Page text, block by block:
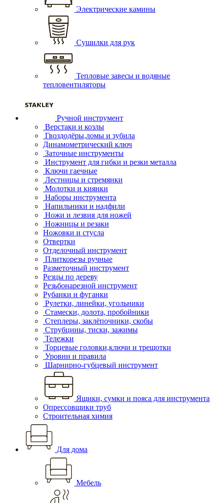
Электрические камины
Сушилки для рук
Тепловые завесы и водяные
тепловентиляторы
Ручной инструмент
Верстаки и козлы
Гвоздодёры,ломы и зубила
Динамометрический ключ
Заточные инструменты
Инструмент для гибки и резки металла
Ключи гаечные
Лестницы и стремянки
Молотки и киянки
Наборы инструмента
Напильники и надфили
Ножи и лезвия для ножей
Ножницы и резаки
Ножовки и стусла
Отвертки
Отделочный инструмент
Плиткорезы ручные
Разметочный инструмент
Резцы по дереву
Резьбонарезной инструмент
Рубанки и фуганки
Рулетки, линейки, угольники
Стамески, долота, пробойники
Степлеры, заклёпочники, скобы
Струбцины, тиски, зажимы
Тележки
Торцевые головки,ключи и трещотки
Уровни и правила
Шарнирно-губцевый инструмент
Ящики, сумки и пояса для инструмента
Опрессовщики труб
Строительная химия
Для дома
Мебель